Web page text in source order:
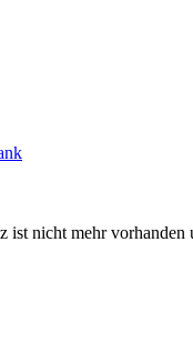
ist nicht mehr